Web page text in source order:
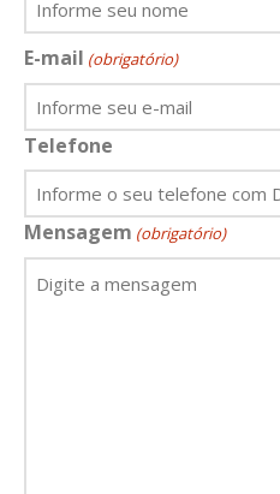
E-mail (obrigatório)
Telefone
Mensagem (obrigatório)